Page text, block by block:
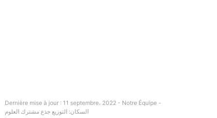
Dernière mise à jour : 11 septembre، 2022 - Notre Équipe -
السكان: التوزيع جذع مشترك العلوم